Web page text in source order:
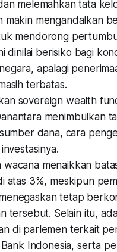
melemahkan tata
makin mengandalkan
mendorong
dinilai berisiko bagi
apalagi
terbatas.
sovereign wealth
menimbulkan
dana, cara
wacana menaikkan
atas 3%, meskipun
tetap
tersebut. Selain itu,
di parlemen terkait
Indonesia, serta